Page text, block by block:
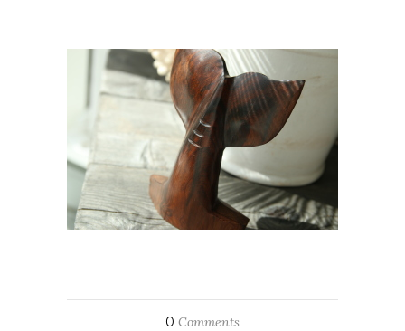
0 Comments